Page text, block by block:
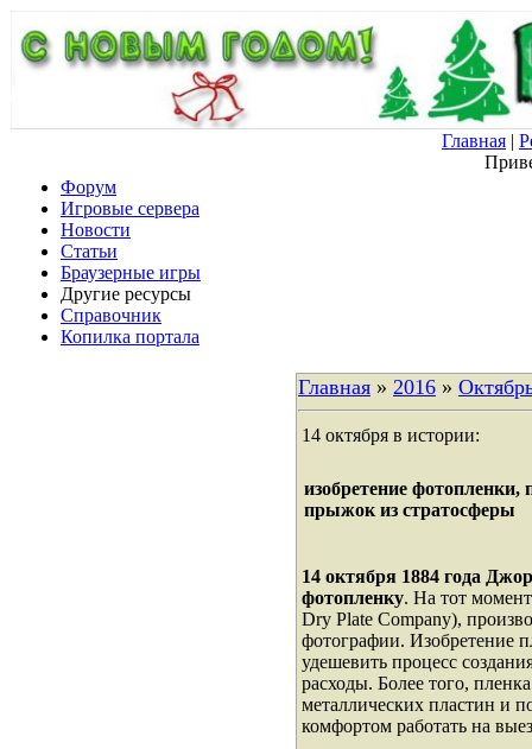
Главная |
Форум
Игровые сервера
Новости
Статьи
Браузерные игры
Другие ресурсы
Справочник
Копилка портала
Главная » 2016 »
14 октября в истории:
изобретение
прыжок из стратосферы
14 октября 1884 года
фотопленку. На тот
Dry Plate Company),
фотографии. Изобретение
удешевить процесс
расходы. Более того,
металлических пластин и
комфортом работать на